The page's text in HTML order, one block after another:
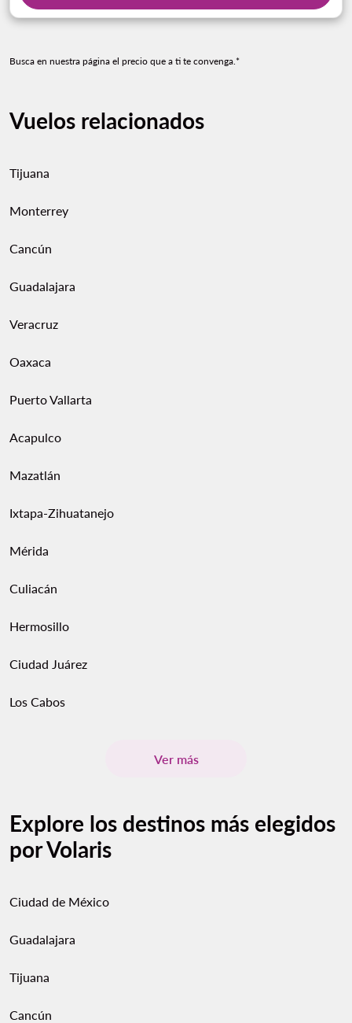
Busca en nuestra página el precio que a ti te convenga.*
Vuelos relacionados
Tijuana
Monterrey
Cancún
Guadalajara
Veracruz
Oaxaca
Puerto Vallarta
Acapulco
Mazatlán
Ixtapa-Zihuatanejo
Mérida
Culiacán
Hermosillo
Ciudad Juárez
Los Cabos
Ver más
Explore los destinos más elegidos
por Volaris
Ciudad de México
Guadalajara
Tijuana
Cancún